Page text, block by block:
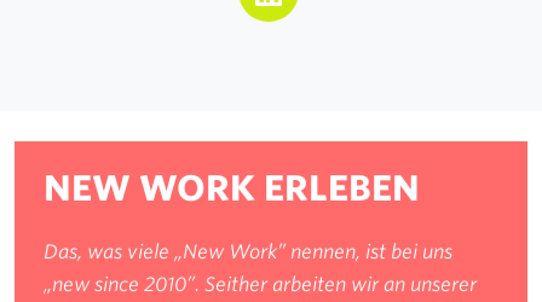
NEW WORK ERLEBEN
Das, was viele „New Work” nennen, ist bei uns
„new since 2010”. Seither arbeiten wir an unserer